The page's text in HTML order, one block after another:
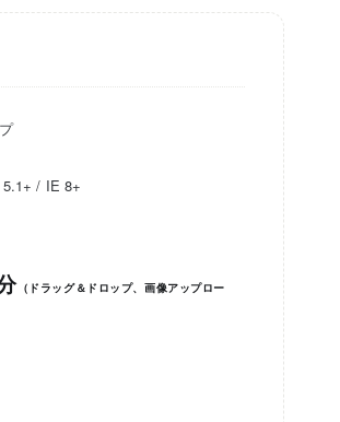
/ IE 8+
（ドラッグ＆ドロップ、画像アップロー